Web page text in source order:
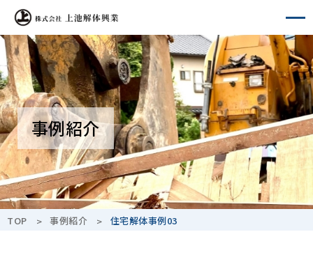
事例紹介
TOP 事例紹介 住宅解体事例03
A- A+